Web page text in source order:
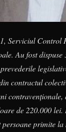
Serviciul Control
Au fost
contractul
contravenţionale,
de 220.000
primite